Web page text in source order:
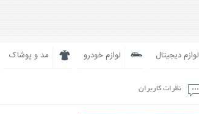
لوازم دیجیتال لوازم خودرو مد و پوشاک
نظرات کاربران